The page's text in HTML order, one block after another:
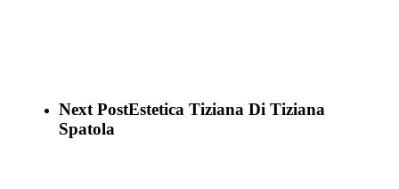
Next PostEstetica Tiziana Di Tiziana
Spatola